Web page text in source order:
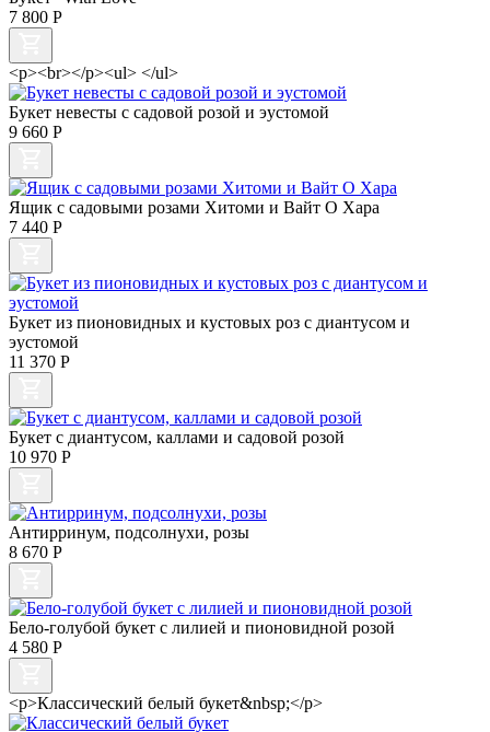
7 800 Р
<p><br></p><ul> </ul>
Букет невесты с садовой розой и эустомой
9 660 Р
Ящик с садовыми розами Хитоми и Вайт О Хара
7 440 Р
Букет из пионовидных и кустовых роз с диантусом и
эустомой
11 370 Р
Букет с диантусом, каллами и садовой розой
10 970 Р
Антирринум, подсолнухи, розы
8 670 Р
Бело-голубой букет с лилией и пионовидной розой
4 580 Р
<p>Классический белый букет&nbsp;</p>